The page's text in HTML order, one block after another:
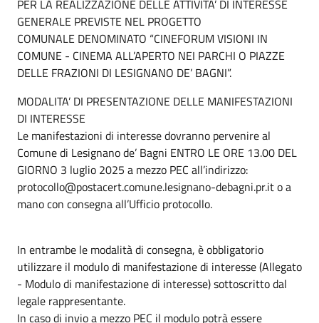
PER LA REALIZZAZIONE DELLE ATTIVITA’ DI INTERESSE
GENERALE PREVISTE NEL PROGETTO
COMUNALE DENOMINATO “CINEFORUM VISIONI IN
COMUNE - CINEMA ALL’APERTO NEI PARCHI O PIAZZE
DELLE FRAZIONI DI LESIGNANO DE’ BAGNI”.
MODALITA’ DI PRESENTAZIONE DELLE MANIFESTAZIONI
DI INTERESSE
Le manifestazioni di interesse dovranno pervenire al
Comune di Lesignano de’ Bagni ENTRO LE ORE 13.00 DEL
GIORNO 3 luglio 2025 a mezzo PEC all’indirizzo:
protocollo@postacert.comune.lesignano-debagni.pr.it o a
mano con consegna all’Ufficio protocollo.
In entrambe le modalità di consegna, è obbligatorio
utilizzare il modulo di manifestazione di interesse (Allegato
- Modulo di manifestazione di interesse) sottoscritto dal
legale rappresentante.
In caso di invio a mezzo PEC il modulo potrà essere